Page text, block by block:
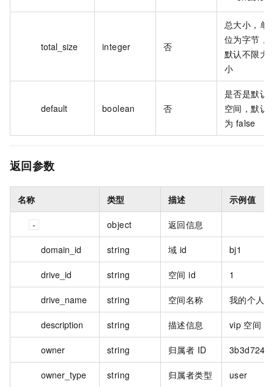
total_size integer 否
总大小，单
位为字节，
默认不限大
小
default boolean 否
是否是默认
空间，默认
为 false
返回参数
名称 类型 描述 示例值
object 返回信息
domain_id string 域 id bj1
drive_id string 空间 id 1
drive_name string 空间名称 我的个人
description string 描述信息 vip 空间
owner string 归属者 ID
owner_type string 归属者类型 user